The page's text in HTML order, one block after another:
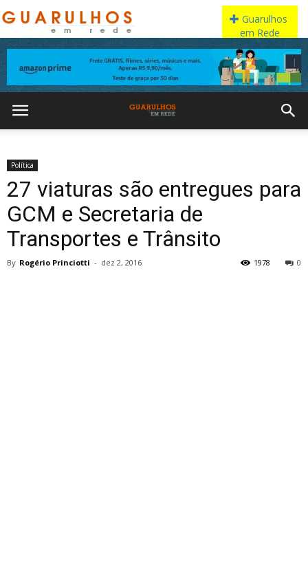
Política
27 viaturas são entregues para
GCM e Secretaria de
Transportes e Trânsito
By Rogério Princiotti - dez 2, 2016 0
1978